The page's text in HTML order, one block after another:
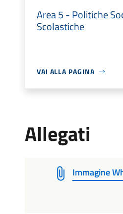
Area 5 - Politiche
Scolastiche
VAI ALLA PAGINA
Allegati
Immagine